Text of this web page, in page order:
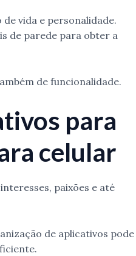
vida e personalidade.
de parede para obter a
de funcionalidade.
para
celular
paixões e até
de aplicativos pode